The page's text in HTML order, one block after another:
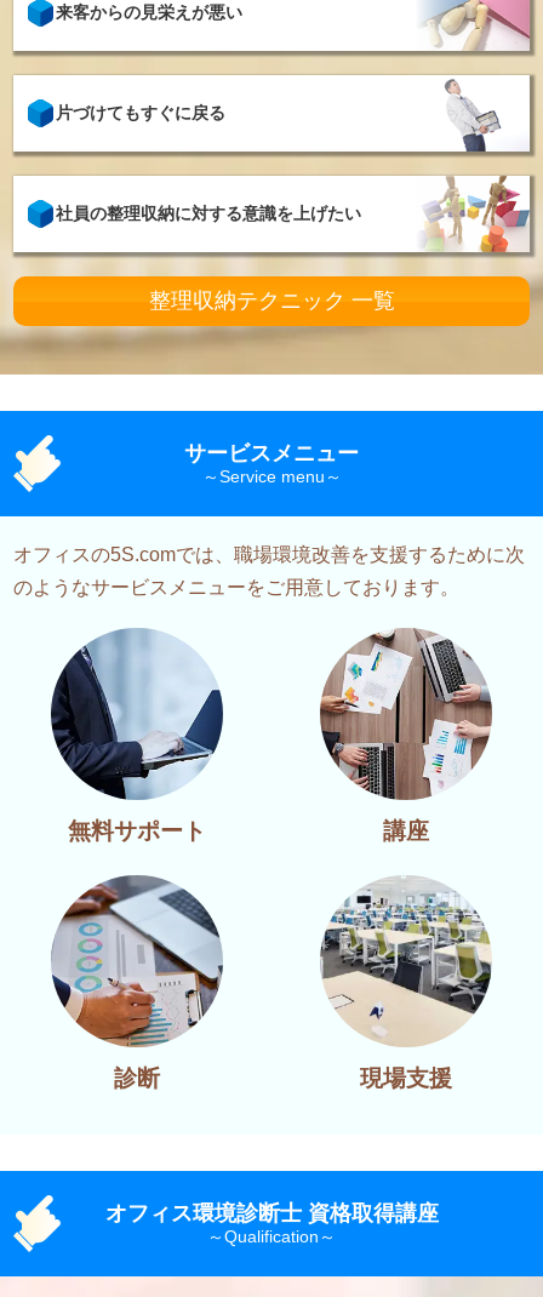
来客からの見栄えが悪い
片づけてもすぐに戻る
社員の整理収納に対する意識を上げたい
整理収納テクニック 一覧
サービスメニュー
オフィスの5S.comでは、職場環境改善を支援するために次
のようなサービスメニューをご用意しております。
無料サポート 講座
診断 現場支援
オフィス環境診断士 資格取得講座